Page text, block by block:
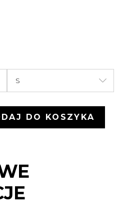
DO KOSZYKA